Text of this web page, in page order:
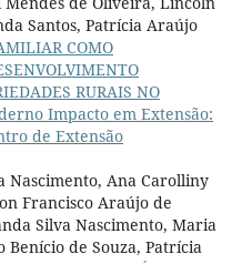
Santos, Patrícia Araújo
COMO
RURAIS NO
Impacto em Extensão:
de Extensão
Nascimento, Ana Carolliny
Francisco Araújo de
Silva Nascimento, Maria
Benício de Souza, Patrícia